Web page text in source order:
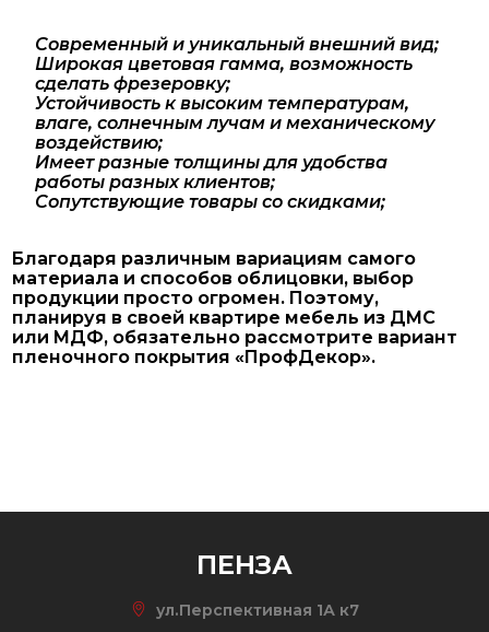
Современный и уникальный внешний вид;
Широкая цветовая гамма, возможность
сделать фрезеровку;
Устойчивость к высоким температурам,
влаге, солнечным лучам и механическому
воздействию;
Имеет разные толщины для удобства
работы разных клиентов;
Сопутствующие товары со скидками;
Благодаря различным вариациям самого
материала и способов облицовки, выбор
продукции просто огромен. Поэтому,
планируя в своей квартире мебель из ДМС
или МДФ, обязательно рассмотрите вариант
пленочного покрытия «ПрофДекор».
ПЕНЗА
ул.Перспективная 1А к7